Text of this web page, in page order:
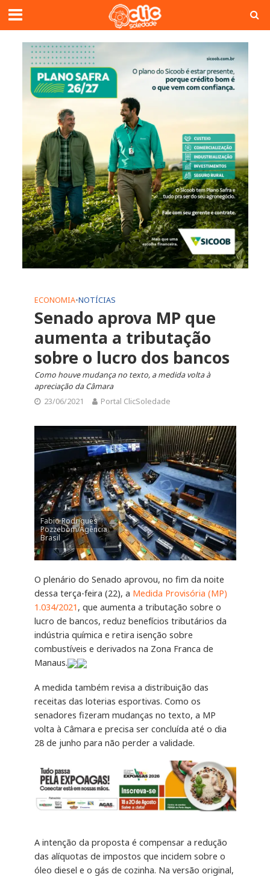
ECONOMIA•NOTÍCIAS
Senado aprova MP que
aumenta a tributação
sobre o lucro dos bancos
Como houve mudança no texto, a medida volta à
apreciação da Câmara
23/06/2021
Portal ClicSoledade
Fabio Rodrigues
Pozzebom/Agência
Brasil
O plenário do Senado aprovou, no fim da noite
dessa terça-feira (22), a Medida Provisória (MP)
1.034/2021 , que aumenta a tributação sobre o
lucro de bancos, reduz benefícios tributários da
indústria química e retira isenção sobre
combustíveis e derivados na Zona Franca de
Manaus.
A medida também revisa a distribuição das
receitas das loterias esportivas. Como os
senadores fizeram mudanças no texto, a MP
volta à Câmara e precisa ser concluída até o dia
28 de junho para não perder a validade.
A intenção da proposta é compensar a redução
das alíquotas de impostos que incidem sobre o
óleo diesel e o gás de cozinha. Na versão original,